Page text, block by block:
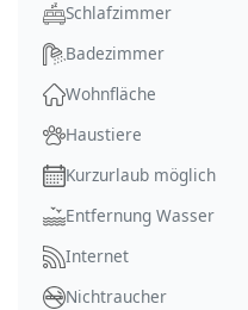
Schlafzimmer
Badezimmer
Wohnfläche
Haustiere
Kurzurlaub möglich
Entfernung Wasser
Internet
Nichtraucher